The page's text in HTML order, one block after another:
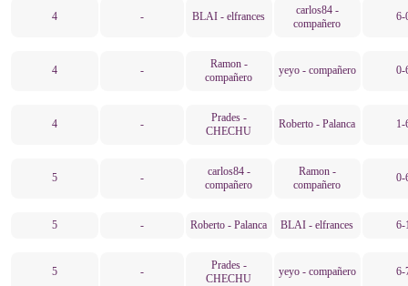
4 - BLAI - elfrances
carlos84 -
compañero
6-
4 -
Ramon -
compañero
yeyo - compañero 0-
4 -
Prades -
CHECHU
Roberto - Palanca 1-
5 -
carlos84 -
compañero
Ramon -
compañero
0-
5 - Roberto - Palanca BLAI - elfrances 6-
5 -
Prades -
CHECHU
yeyo - compañero 6-